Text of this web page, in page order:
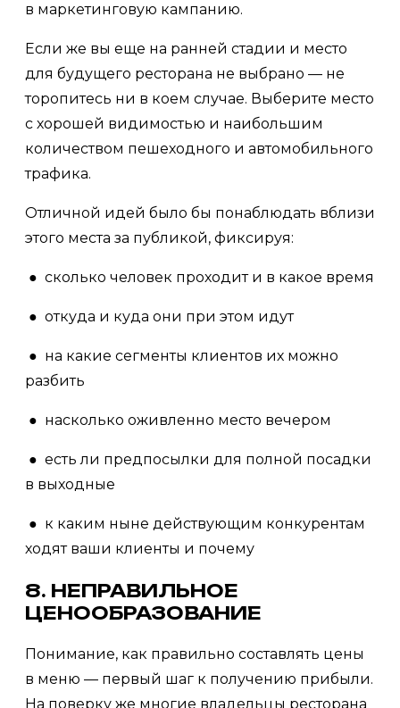
в маркетинговую кампанию.
Если же вы еще на ранней стадии и место
для будущего ресторана не выбрано — не
торопитесь ни в коем случае. Выберите место
с хорошей видимостью и наибольшим
количеством пешеходного и автомобильного
трафика.
Отличной идей было бы понаблюдать вблизи
этого места за публикой, фиксируя:
● сколько человек проходит и в какое время
● откуда и куда они при этом идут
● на какие сегменты клиентов их можно
разбить
● насколько оживленно место вечером
● есть ли предпосылки для полной посадки
в выходные
● к каким ныне действующим конкурентам
ходят ваши клиенты и почему
8. НЕПРАВИЛЬНОЕ
ЦЕНООБРАЗОВАНИЕ
Понимание, как правильно составлять цены
в меню — первый шаг к получению прибыли.
На поверку же многие владельцы ресторана